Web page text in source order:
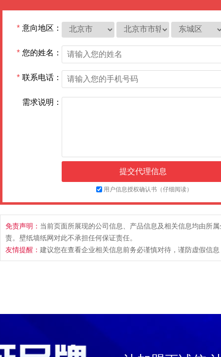
* 意向地区：
* 您的姓名：
* 联系电话：
需求说明：
用户信息授权确认书（仔细阅读）
免责声明： 当前页面所展现的公司信息、产品信息及相关信息均由所
责。壁纸墙纸网对此不承担任何保证责任。
友情提醒： 建议您在查看企业相关信息前务必谨慎对待，谨防虚假信